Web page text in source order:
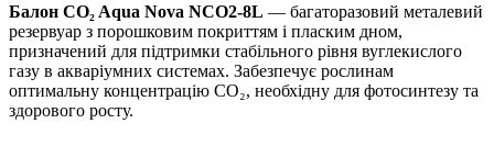
Балон CO₂ Aqua Nova NCO2-8L — багаторазовий металевий
резервуар з порошковим покриттям і пласким дном,
призначений для підтримки стабільного рівня вуглекислого
газу в акваріумних системах. Забезпечує рослинам
оптимальну концентрацію CO₂, необхідну для фотосинтезу та
здорового росту.